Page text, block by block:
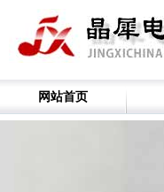
网站首页